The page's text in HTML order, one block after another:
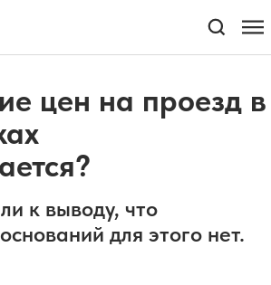
цен на проезд в
к выводу, что
для этого нет.